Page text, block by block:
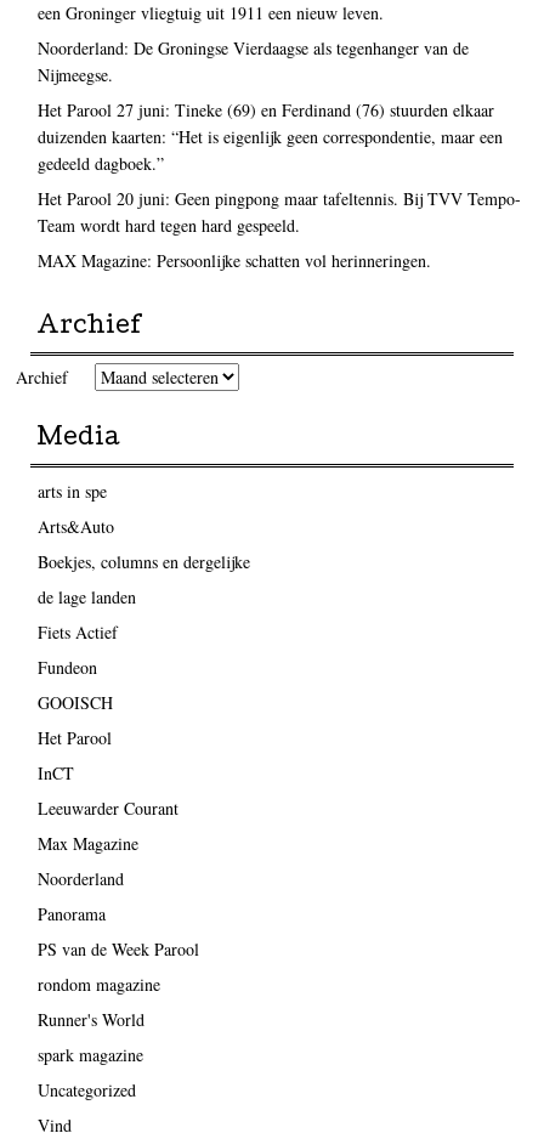
een Groninger vliegtuig uit 1911 een nieuw leven.
Noorderland: De Groningse Vierdaagse als tegenhanger van de
Nijmeegse.
Het Parool 27 juni: Tineke (69) en Ferdinand (76) stuurden elkaar
duizenden kaarten: “Het is eigenlijk geen correspondentie, maar een
gedeeld dagboek.”
Het Parool 20 juni: Geen pingpong maar tafeltennis. Bij TVV Tempo-
Team wordt hard tegen hard gespeeld.
MAX Magazine: Persoonlijke schatten vol herinneringen.
Archief
Archief
Media
arts in spe
Arts&Auto
Boekjes, columns en dergelijke
de lage landen
Fiets Actief
Fundeon
GOOISCH
Het Parool
InCT
Leeuwarder Courant
Max Magazine
Noorderland
Panorama
PS van de Week Parool
rondom magazine
Runner's World
spark magazine
Uncategorized
Vind